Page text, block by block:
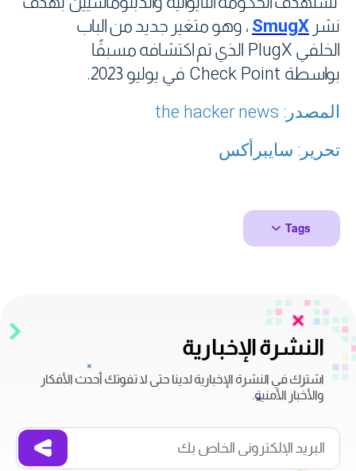
نشر SmugX ، وهو متغير جديد من الباب
الخلفي PlugX الذي تم اكتشافه مسبقًا
بواسطة Check Point في يوليو 2023
.
المصدر: the hacker news
تحرير: سايبرأكس
Tags
النشرة الإخبارية
اشترك في النشرة الإخبارية لدينا حتى لا تفوتك أحدث الأفكار
والأخبار الأمنية.